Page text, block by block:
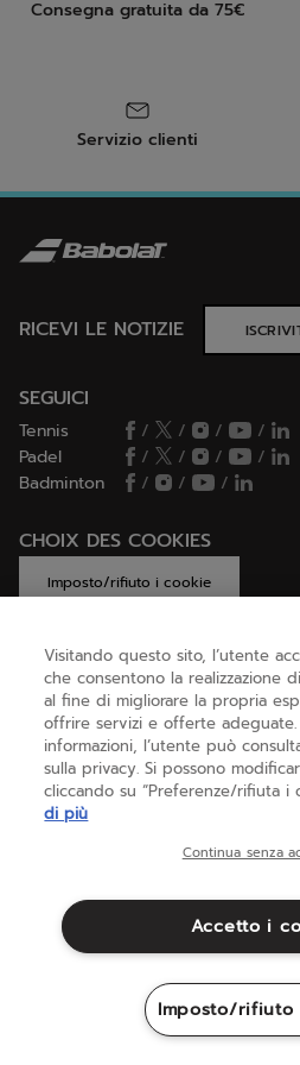
Consegna gratuita da 75€
Servizio clienti
RICEVI LE NOTIZIE
SEGUICI
Tennis / / /
/
Padel
/ / /
/
Badminton
/ / /
CHOIX DES COOKIES
Imposto/rifiuto i cookie
AIUTO
CHI SIAMO
Avvertenze legali
Sitemap
Visitando questo sito, l’utente
che consentono la realizzazione
al fine di migliorare la propria
offrire servizi e offerte
informazioni, l’utente può
sulla privacy. Si possono
cliccando su “Preferenze/rifiuta i
di più
Continua senza
Accetto i
Imposto/rifiuto